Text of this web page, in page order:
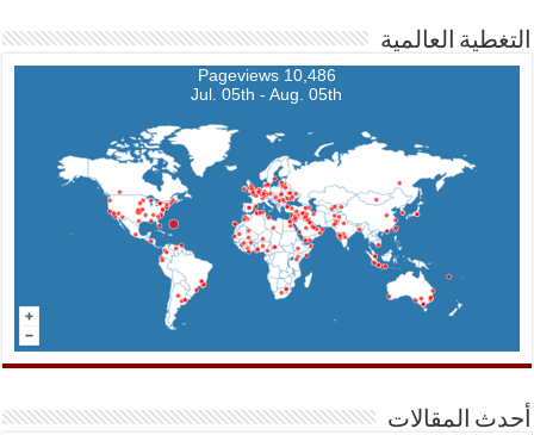
التغطية العالمية
10,486 Pageviews
Jul. 05th - Aug. 05th
أحدث المقالات